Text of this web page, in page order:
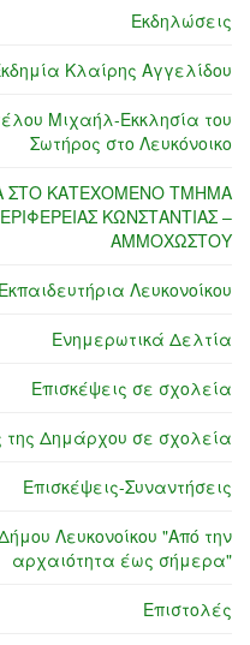
Εκδηλώσεις
Κλαίρης Αγγελίδου
Μιχαήλ-Εκκλησία του
Σωτήρος στο Λευκόνοικο
ΣΤΟ ΚΑΤΕΧΟΜΕΝΟ ΤΜΗΜΑ
ΚΩΝΣΤΑΝΤΙΑΣ –
ΑΜΜΟΧΩΣΤΟΥ
Εκπαιδευτήρια Λευκονοίκου
Ενημερωτικά Δελτία
Επισκέψεις σε σχολεία
της Δημάρχου σε σχολεία
Επισκέψεις-Συναντήσεις
Λευκονοίκου "Από την
αρχαιότητα έως σήμερα"
Επιστολές